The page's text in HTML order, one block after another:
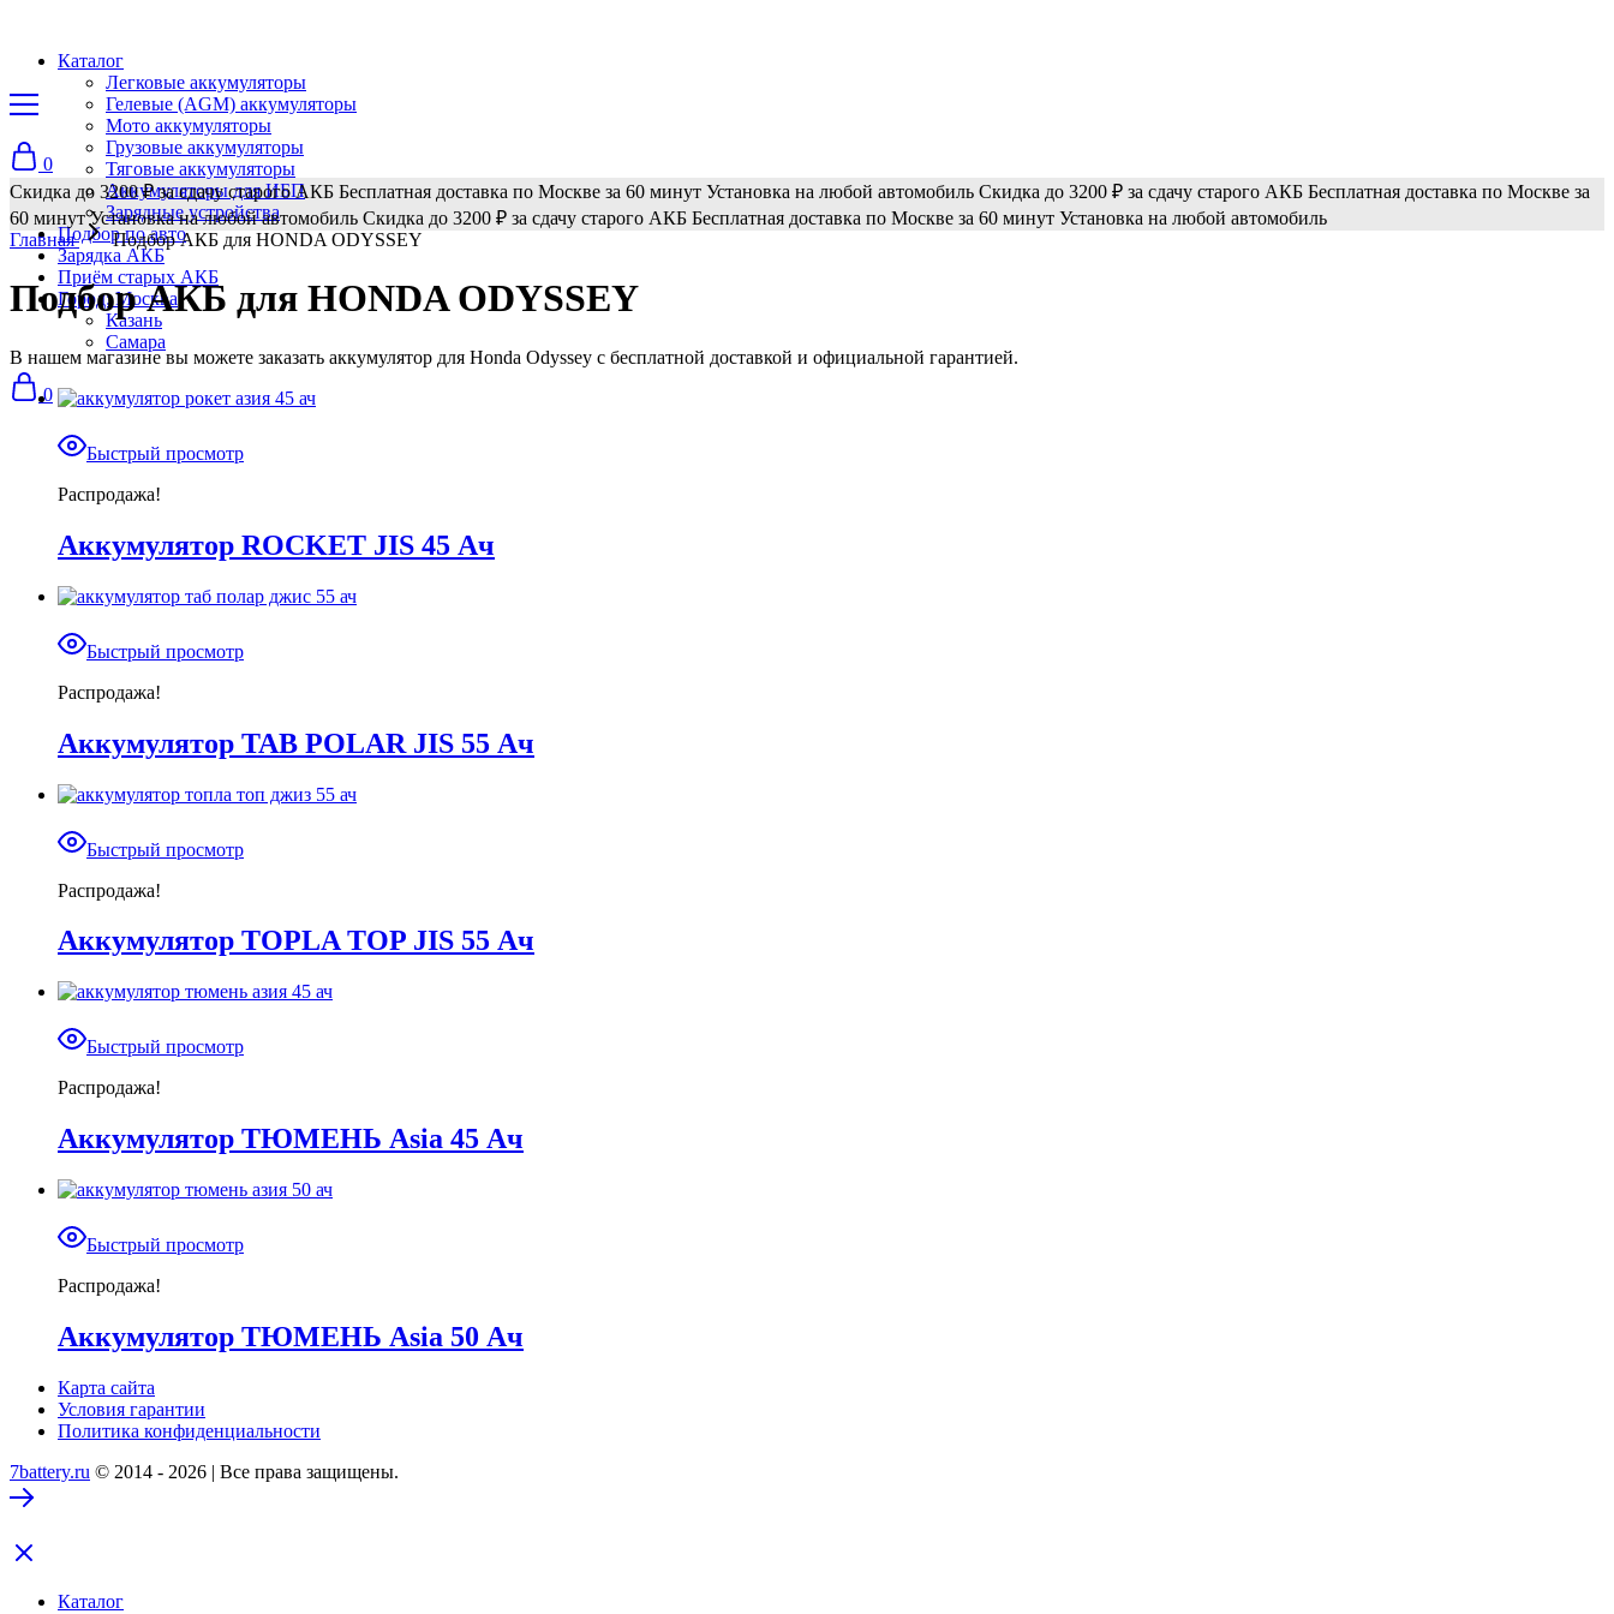
Каталог
Легковые аккумуляторы
Гелевые (AGM) аккумуляторы
Мото аккумуляторы
Грузовые аккумуляторы
Тяговые аккумуляторы
Аккумуляторы для ИБП
Зарядные устройства
Подбор по авто
Зарядка АКБ
Приём старых АКБ
Город: Москва
Казань
Самара
0
0
Скидка до 3200 ₽ за сдачу старого АКБ Бесплатная доставка по Москве за 60 минут Установка на любой автомобиль Скидка до 3200 ₽ за сдачу старого АКБ Бесплатная доставка по Москве за
60 минут Установка на любой автомобиль Скидка до 3200 ₽ за сдачу старого АКБ Бесплатная доставка по Москве за 60 минут Установка на любой автомобиль
Главная
Подбор АКБ для HONDA ODYSSEY
Подбор АКБ для HONDA ODYSSEY
В нашем магазине вы можете заказать аккумулятор для Honda Odyssey с бесплатной доставкой и официальной гарантией.
Быстрый просмотр
Распродажа!
Аккумулятор ROCKET JIS 45 Ач
Быстрый просмотр
Распродажа!
Аккумулятор TAB POLAR JIS 55 Ач
Быстрый просмотр
Распродажа!
Аккумулятор TOPLA TOP JIS 55 Ач
Быстрый просмотр
Распродажа!
Аккумулятор ТЮМЕНЬ Asia 45 Ач
Быстрый просмотр
Распродажа!
Аккумулятор ТЮМЕНЬ Asia 50 Ач
Карта сайта
Условия гарантии
Политика конфиденциальности
7battery.ru © 2014 - 2026 | Все права защищены.
Каталог